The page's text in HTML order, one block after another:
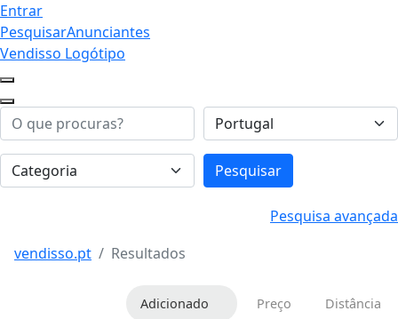
Entrar
PesquisarAnunciantes
Vendisso Logótipo
Pesquisar
Pesquisa avançada
vendisso.pt
Resultados
Adicionado Preço Distância